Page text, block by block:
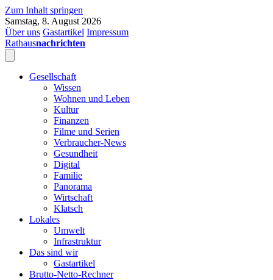
Zum Inhalt springen
Samstag, 8. August 2026
Über uns Gastartikel Impressum
Rathausnachrichten
Gesellschaft
Wissen
Wohnen und Leben
Kultur
Finanzen
Filme und Serien
Verbraucher-News
Gesundheit
Digital
Familie
Panorama
Wirtschaft
Klatsch
Lokales
Umwelt
Infrastruktur
Das sind wir
Gastartikel
Brutto-Netto-Rechner